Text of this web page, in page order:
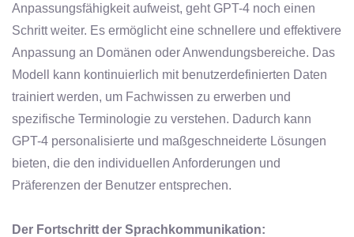
Anpassungsfähigkeit aufweist, geht GPT-4 noch einen
Schritt weiter. Es ermöglicht eine schnellere und effektivere
Anpassung an Domänen oder Anwendungsbereiche. Das
Modell kann kontinuierlich mit benutzerdefinierten Daten
trainiert werden, um Fachwissen zu erwerben und
spezifische Terminologie zu verstehen. Dadurch kann
GPT-4 personalisierte und maßgeschneiderte Lösungen
bieten, die den individuellen Anforderungen und
Präferenzen der Benutzer entsprechen.
Der Fortschritt der Sprachkommunikation: